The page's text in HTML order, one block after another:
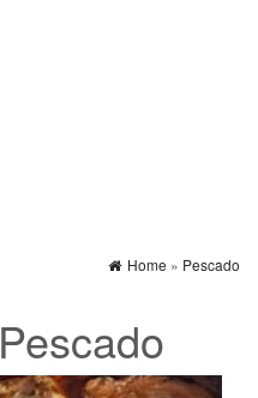
Home » Pescado
Pescado